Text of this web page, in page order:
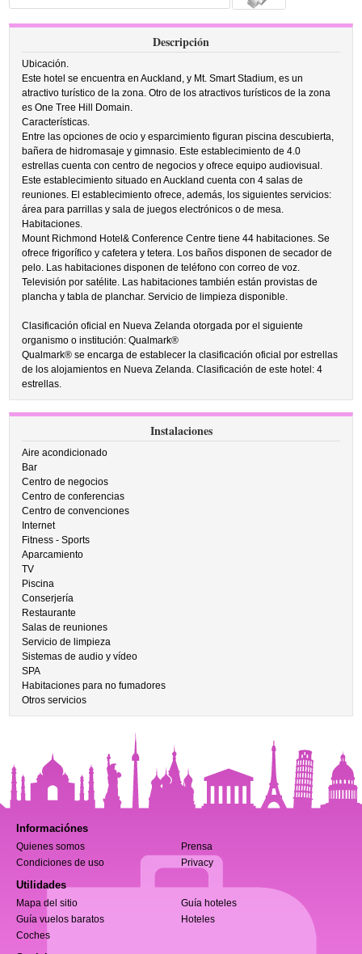
Descripción
Ubicación.
Este hotel se encuentra en Auckland, y Mt. Smart Stadium, es un
atractivo turístico de la zona. Otro de los atractivos turísticos de la zona
es One Tree Hill Domain.
Características.
Entre las opciones de ocio y esparcimiento figuran piscina descubierta,
bañera de hidromasaje y gimnasio. Este establecimiento de 4.0
estrellas cuenta con centro de negocios y ofrece equipo audiovisual.
Este establecimiento situado en Auckland cuenta con 4 salas de
reuniones. El establecimiento ofrece, además, los siguientes servicios:
área para parrillas y sala de juegos electrónicos o de mesa.
Habitaciones.
Mount Richmond Hotel& Conference Centre tiene 44 habitaciones. Se
ofrece frigorífico y cafetera y tetera. Los baños disponen de secador de
pelo. Las habitaciones disponen de teléfono con correo de voz.
Televisión por satélite. Las habitaciones también están provistas de
plancha y tabla de planchar. Servicio de limpieza disponible.
Clasificación oficial en Nueva Zelanda otorgada por el siguiente
organismo o institución: Qualmark®
Qualmark® se encarga de establecer la clasificación oficial por estrellas
de los alojamientos en Nueva Zelanda. Clasificación de este hotel: 4
estrellas.
Instalaciones
Aire acondicionado
Bar
Centro de negocios
Centro de conferencias
Centro de convenciones
Internet
Fitness - Sports
Aparcamiento
TV
Piscina
Conserjería
Restaurante
Salas de reuniones
Servicio de limpieza
Sistemas de audio y vídeo
SPA
Habitaciones para no fumadores
Otros servicios
Informaciónes
Quienes somos
Prensa
Condiciones de uso
Privacy
Utilidades
Mapa del sitio
Guía hoteles
Guía vuelos baratos
Hoteles
Coches